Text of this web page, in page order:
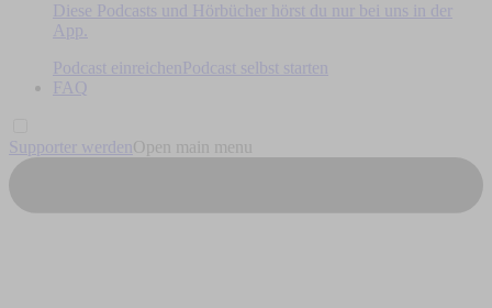
Diese Podcasts und Hörbücher hörst du nur bei uns in der
App.
Podcast einreichen
Podcast selbst starten
FAQ
Supporter werden Open main menu